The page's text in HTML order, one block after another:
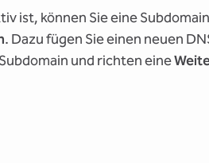
ist, können Sie eine
. Dazu fügen Sie einen neuen
und richten eine